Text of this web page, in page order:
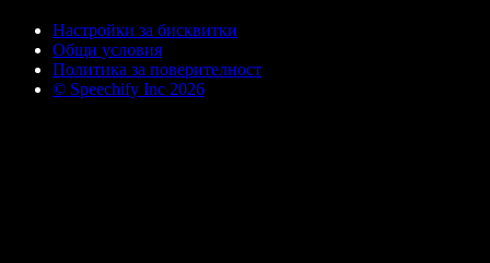
Настройки за бисквитки
Общи условия
Политика за поверителност
© Speechify Inc 2026